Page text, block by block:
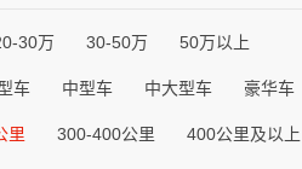
30万 30-50万 50万以上
车 中型车 中大型车 豪华车
里 300-400公里 400公里及以上